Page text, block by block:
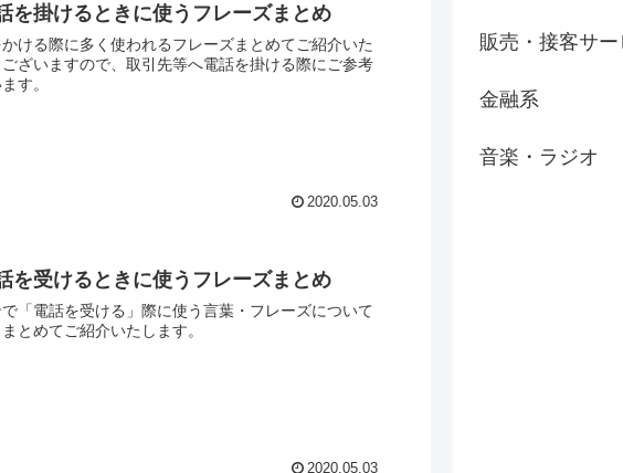
を掛けるときに使うフレーズまとめ
ける際に多く使われるフレーズまとめてご紹介いた
ざいますので、取引先等へ電話を掛ける際にご参考
す。
2020.05.03
を受けるときに使うフレーズまとめ
「電話を受ける」際に使う言葉・フレーズについて
とめてご紹介いたします。
2020.05.03
販売・接客サ
金融系
音楽・ラジオ